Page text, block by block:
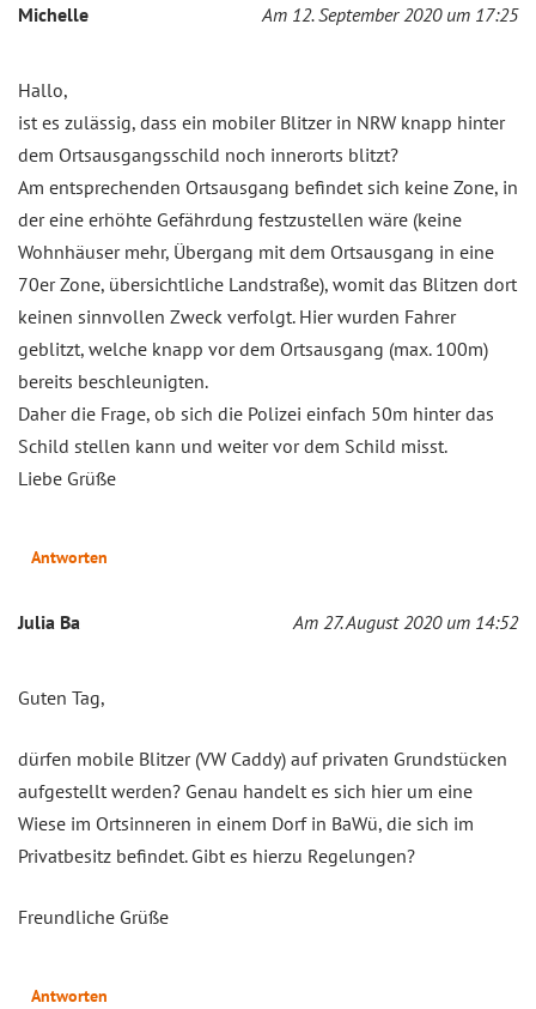
Michelle Am 12. September 2020 um 17:25
Hallo,
ist es zulässig, dass ein mobiler Blitzer in NRW knapp hinter
dem Ortsausgangsschild noch innerorts blitzt?
Am entsprechenden Ortsausgang befindet sich keine Zone, in
der eine erhöhte Gefährdung festzustellen wäre (keine
Wohnhäuser mehr, Übergang mit dem Ortsausgang in eine
70er Zone, übersichtliche Landstraße), womit das Blitzen dort
keinen sinnvollen Zweck verfolgt. Hier wurden Fahrer
geblitzt, welche knapp vor dem Ortsausgang (max. 100m)
bereits beschleunigten.
Daher die Frage, ob sich die Polizei einfach 50m hinter das
Schild stellen kann und weiter vor dem Schild misst.
Liebe Grüße
Antworten
Julia Ba Am 27. August 2020 um 14:52
Guten Tag,
dürfen mobile Blitzer (VW Caddy) auf privaten Grundstücken
aufgestellt werden? Genau handelt es sich hier um eine
Wiese im Ortsinneren in einem Dorf in BaWü, die sich im
Privatbesitz befindet. Gibt es hierzu Regelungen?
Freundliche Grüße
Antworten